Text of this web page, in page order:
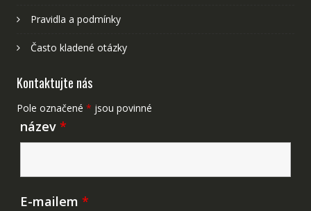
Pravidla a podmínky
Často kladené otázky
Kontaktujte nás
Pole označené * jsou povinné
název *
E-mailem *